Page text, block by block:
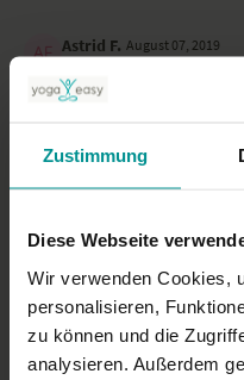
Zustimmung
Diese Webseite
Wir verwenden Cookies,
personalisieren,
zu können und die
analysieren. Außerdem
Astrid F. August 07, 2019
Tolle Einstellung!🙏
0
Petra A. August 06, 2019
Ähnliche Videos